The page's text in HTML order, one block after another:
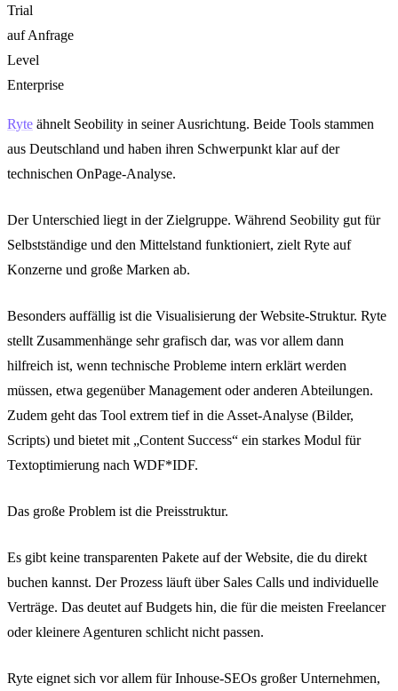
Trial
auf Anfrage
Level
Enterprise
Ryte ähnelt Seobility in seiner Ausrichtung. Beide Tools stammen
aus Deutschland und haben ihren Schwerpunkt klar auf der
technischen OnPage-Analyse.
Der Unterschied liegt in der Zielgruppe. Während Seobility gut für
Selbstständige und den Mittelstand funktioniert, zielt Ryte auf
Konzerne und große Marken ab.
Besonders auffällig ist die Visualisierung der Website-Struktur. Ryte
stellt Zusammenhänge sehr grafisch dar, was vor allem dann
hilfreich ist, wenn technische Probleme intern erklärt werden
müssen, etwa gegenüber Management oder anderen Abteilungen.
Zudem geht das Tool extrem tief in die Asset-Analyse (Bilder,
Scripts) und bietet mit „Content Success“ ein starkes Modul für
Textoptimierung nach WDF*IDF.
Das große Problem ist die Preisstruktur.
Es gibt keine transparenten Pakete auf der Website, die du direkt
buchen kannst. Der Prozess läuft über Sales Calls und individuelle
Verträge. Das deutet auf Budgets hin, die für die meisten Freelancer
oder kleinere Agenturen schlicht nicht passen.
Ryte eignet sich vor allem für Inhouse-SEOs großer Unternehmen,